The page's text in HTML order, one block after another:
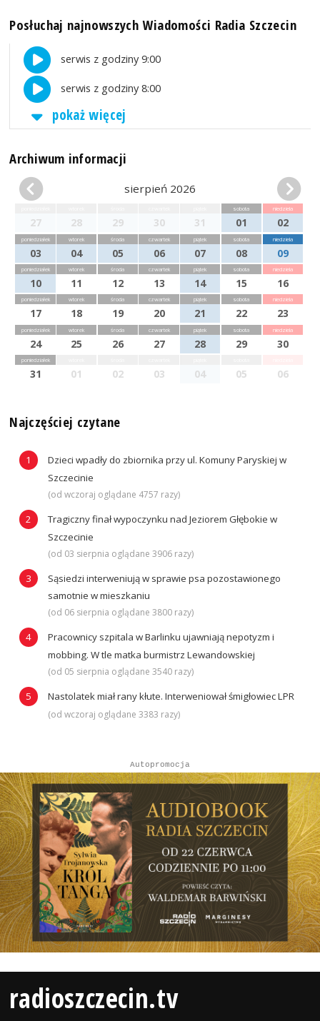
Posłuchaj najnowszych Wiadomości Radia Szczecin
serwis z godziny 9:00
serwis z godziny 8:00
pokaż więcej
Archiwum informacji
sierpień 2026
27 28 29 30 31
sobota
01
niedziela
02
poniedziałek
03
wtorek
04
środa
05
czwartek
06
piątek
07
sobota
08
niedziela
09
poniedziałek
10
wtorek
11
środa
12
czwartek
13
piątek
14
sobota
15
niedziela
16
poniedziałek
17
wtorek
18
środa
19
czwartek
20
piątek
21
sobota
22
niedziela
23
poniedziałek
24
wtorek
25
środa
26
czwartek
27
piątek
28
sobota
29
niedziela
30
poniedziałek
31 01 02 03 04 05 06
Najczęściej czytane
Dzieci wpadły do zbiornika przy ul. Komuny Paryskiej w
Szczecinie
(od wczoraj oglądane 4757 razy)
Tragiczny finał wypoczynku nad Jeziorem Głębokie w
Szczecinie
(od 03 sierpnia oglądane 3906 razy)
Sąsiedzi interweniują w sprawie psa pozostawionego
samotnie w mieszkaniu
(od 06 sierpnia oglądane 3800 razy)
Pracownicy szpitala w Barlinku ujawniają nepotyzm i
mobbing. W tle matka burmistrz Lewandowskiej
(od 05 sierpnia oglądane 3540 razy)
Nastolatek miał rany kłute. Interweniował śmigłowiec LPR
(od wczoraj oglądane 3383 razy)
Autopromocja
radioszczecin.tv